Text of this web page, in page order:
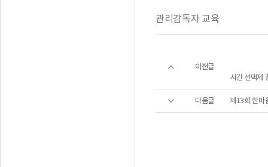
관리감독자 교육
이전글
시간 선택제
다음글 제13회 한마